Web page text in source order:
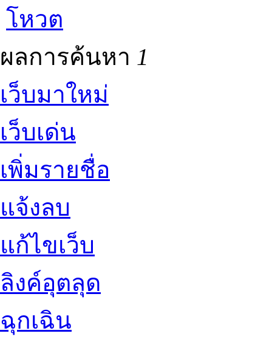
โหวต
ผลการค้นหา 1
เว็บมาใหม่
เว็บเด่น
เพิ่มรายชื่อ
แจ้งลบ
แก้ไขเว็บ
ลิงค์อุตลุด
ฉุกเฉิน